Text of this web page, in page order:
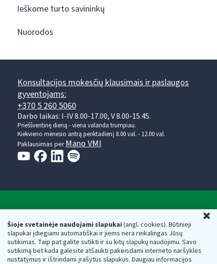
Šioje svetainėje naudojami slapukai(angl. cookies). Būtinieji
slapukai įdiegiami automatiškai ir jiems nėra reikalingas Jūsų
sutikimas. Taip pat galite sutikti ir su kitų slapukų naudojimu. Savo
sutikimą bet kada galėsite atšaukti pakeisdami interneto naršyklės
nustatymus ir ištrindami įrašytus slapukus. Daugiau informacijos
Ieškome turto savininkų
Nuorodos
Konsultacijos mokesčių klausimais ir paslaugos
gyventojams:
+370 5 260 5060
Darbo laikas: I-IV 8.00-17.00, V 8.00-15.45.
Prieššventinę dieną - viena valanda trumpiau.
Kiekvieno mėnesio antrą penktadienį 8.00 val. - 12.00 val.
Paklausimas perMano VMI
Valstybinė mokesčių inspekcija prie Lietuvos
Respublikos finansų ministerijos
Biudžetinė įstaiga. Juridinio asmens kodas — 188659752,
adresas: Vasario 16-osios g. 14, 01107 Vilnius, Lietuva, el.paštas:
vmi@vmi.lt , E. pristatymo dėžutės adresas 188659752